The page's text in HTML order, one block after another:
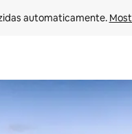
automaticamente.